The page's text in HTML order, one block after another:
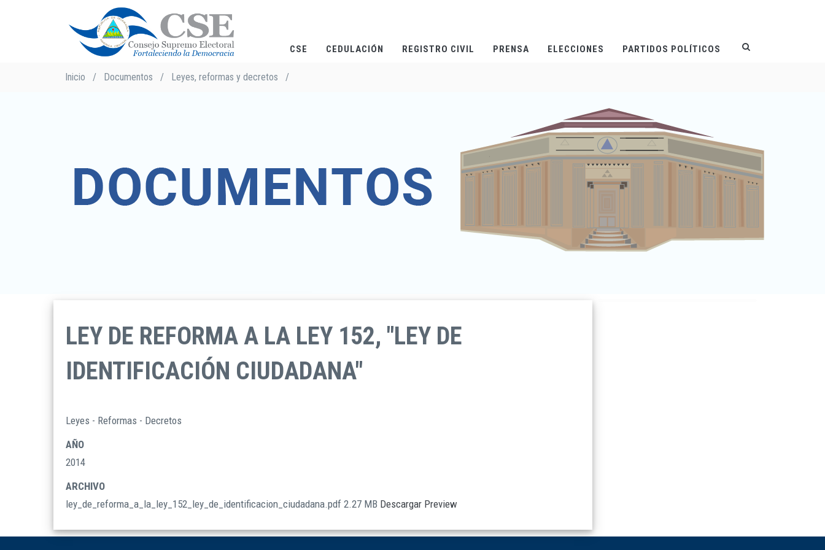
CSE CEDULACIÓN REGISTRO CIVIL PRENSA ELECCIONES PARTIDOS POLÍTICOS
Sobrescribir
Inicio / Documentos / Leyes, reformas y decretos /
LEY DE REFORMA A LA LEY 152, "LEY DE
IDENTIFICACIÓN CIUDADANA"
TIPO
DOCUMENTOS
Leyes - Reformas - Decretos
AÑO
2014
ARCHIVO
ley_de_reforma_a_la_ley_152_ley_de_identificacion_ciudadana.pdf 2.27 MB Descargar Preview